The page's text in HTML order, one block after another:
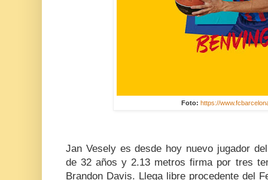
Foto: https://
Jan Vesely es desde hoy nuevo jugador
de 32 años y 2.13 metros firma por tres
Brandon Davis. Llega libre procedente del